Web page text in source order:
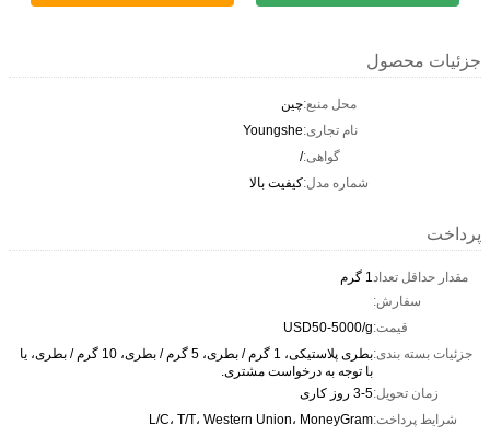
جزئیات محصول
محل منبع:چین
نام تجاری:Youngshe
گواهی:/
شماره مدل:کیفیت بالا
پرداخت
مقدار حداقل تعداد
سفارش:
1 گرم
قیمت:USD50-5000/g
جزئیات بسته بندی:
بطری پلاستیکی، 1 گرم / بطری، 5 گرم / بطری، 10 گرم / بطری، یا
با توجه به درخواست مشتری.
زمان تحویل:3-5 روز کاری
شرایط پرداخت:L/C، T/T، Western Union، MoneyGram